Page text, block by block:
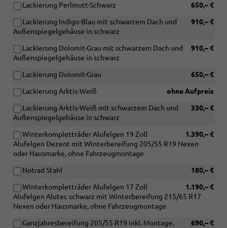
650,– €
Lackierung Perlmutt-Schwarz
910,– €
Lackierung Indigo-Blau mit schwarzem Dach und
Außenspiegelgehäuse in schwarz
910,– €
Lackierung Dolomit-Grau mit schwarzem Dach und
Außenspiegelgehäuse in schwarz
650,– €
Lackierung Dolomit-Grau
ohne Aufpreis
Lackierung Arktis-Weiß
330,– €
Lackierung Arktis-Weiß mit schwarzem Dach und
Außenspiegelgehäuse in schwarz
1.390,– €
Winterkompletträder Alufelgen 19 Zoll
Alufelgen Dezent mit Winterbereifung 205/55 R19 Nexen
oder Hausmarke, ohne Fahrzeugmontage
180,– €
Notrad Stahl
1.190,– €
Winterkompletträder Alufelgen 17 Zoll
Alufelgen Alutec schwarz mit Winterbereifung 215/65 R17
Nexen oder Hausmarke, ohne Fahrzeugmontage
690,– €
Ganzjahresbereifung 205/55 R19 inkl. Montage,